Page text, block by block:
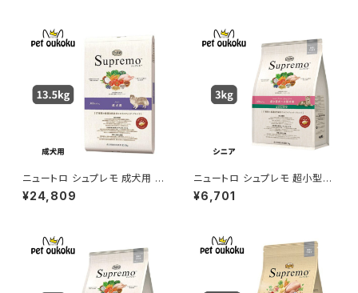
ニュートロ シュプレモ 成犬用 1
3.5kg 0079105109949
¥24,809
ニュートロ シュプレモ 超小型
犬〜小型犬 エイジングケア 3k
g 4562358781827
¥6,701